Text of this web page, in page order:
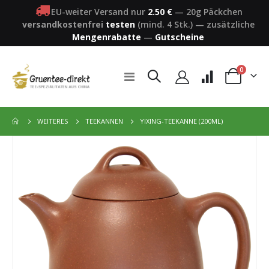
EU-weiter Versand nur 2.50 € — 20g Päckchen
versandkostenfrei testen(mind. 4 Stk.)— zusätzliche
Mengenrabatte — Gutscheine
Navigation
umschalten
Warenkorb
0Artikel
WEITERES TEEKANNEN YIXING-TEEKANNE (200ML)
springen